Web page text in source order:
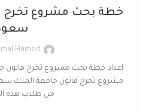
خطة بحث مشروع تخرج
Hamed
اعداد خطة بحث مشروع تخرج
مشروع تخرج قانون جامعة الملك
من طلاب هذه